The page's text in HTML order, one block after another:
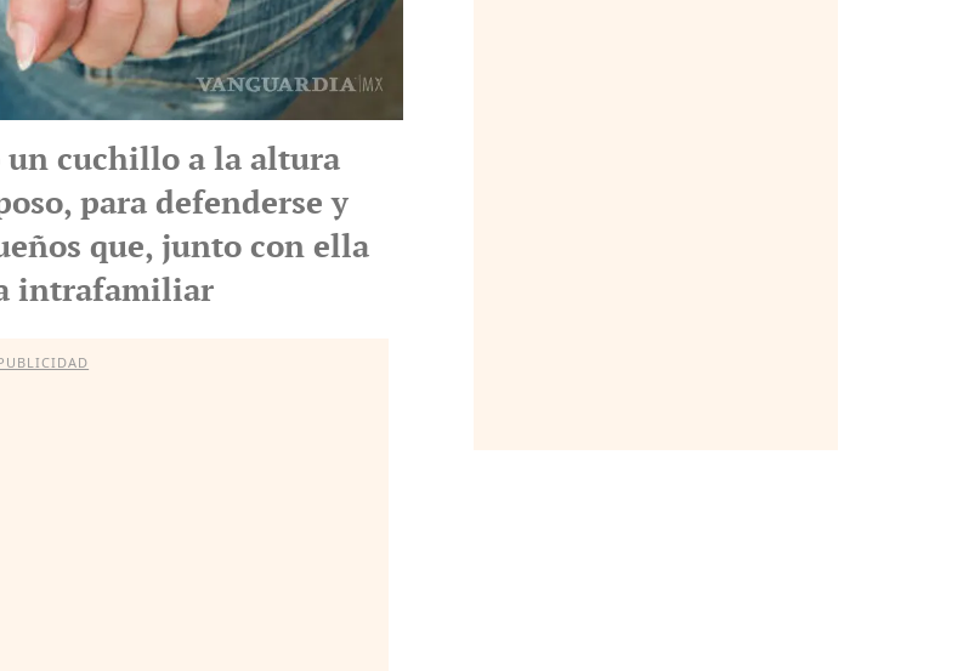
un cuchillo a la altura
para defenderse y
que, junto con ella
intrafamiliar